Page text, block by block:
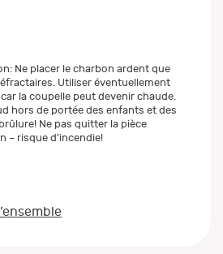
Ne placer le charbon ardent que
Utiliser éventuellement
la coupelle peut devenir chaude.
hors de portée des enfants et des
Ne pas quitter la pièce
– risque d'incendie!